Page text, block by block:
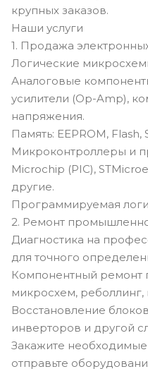
крупных заказов.
Наши услуги
1. Продажа
Логические
Аналоговые
усилители (Op-Amp),
напряжения.
Память: EEPROM, Flash,
Микроконтроллеры и
Microchip (PIC),
другие.
Программируемая
2. Ремонт
Диагностика на
для точного
Компонентный ремонт
микросхем,
Восстановление
инверторов и другой
Закажите
отправьте